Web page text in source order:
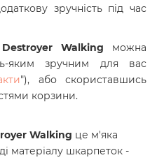
зручність під час
Walking
можна
яким зручним для вас
"), або скориставшись
корзини.
Walking це м'яка
матеріалу шкарпеток -